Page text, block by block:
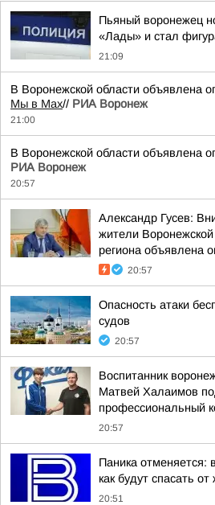
Пьяный воронежец
«Лады» и стал
21:09
В Воронежской области объявлена
Мы в Мах// РИА Воронеж
21:00
В Воронежской области объявлена
РИА Воронеж
20:57
Александр Гусев:
жители
региона объявлена
20:57
Опасность атаки
судов
20:57
Воспитанник
Матвей Халаимов
профессиональный
20:57
Паника отменяется:
как будут спасать
20:51